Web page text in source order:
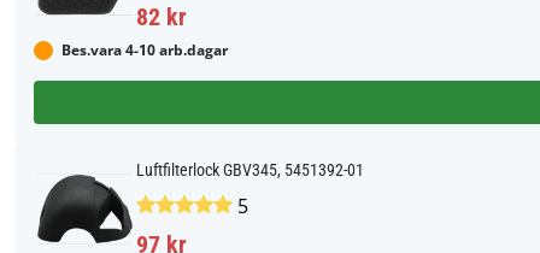
82 kr
Bes.vara 4-10 arb.dagar
Luftfilterlock GBV345, 5451392-01
5
97 kr